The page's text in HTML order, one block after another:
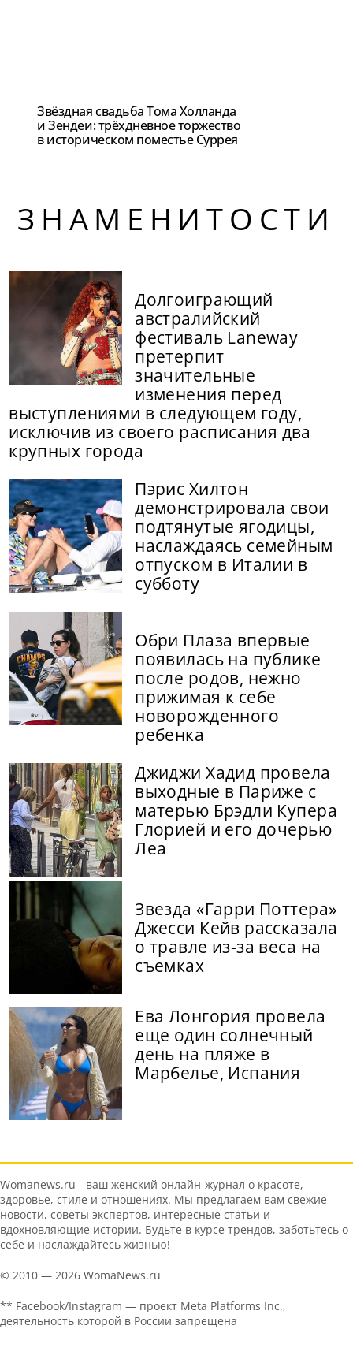
Звёздная свадьба Тома Холланда
и Зендеи: трёхдневное торжество
в историческом поместье Суррея
ЗНАМЕНИТОСТИ
Долгоиграющий
австралийский
фестиваль Laneway
претерпит
значительные
изменения перед
выступлениями в следующем году,
исключив из своего расписания два
крупных города
Пэрис Хилтон
демонстрировала свои
подтянутые ягодицы,
наслаждаясь семейным
отпуском в Италии в
субботу
Обри Плаза впервые
появилась на публике
после родов, нежно
прижимая к себе
новорожденного
ребенка
Джиджи Хадид провела
выходные в Париже с
матерью Брэдли Купера
Глорией и его дочерью
Леа
Звезда «Гарри Поттера»
Джесси Кейв рассказала
о травле из-за веса на
съемках
Ева Лонгория провела
еще один солнечный
день на пляже в
Марбелье, Испания
Womanews.ru - ваш женский онлайн-журнал о красоте,
здоровье, стиле и отношениях. Мы предлагаем вам свежие
новости, советы экспертов, интересные статьи и
вдохновляющие истории. Будьте в курсе трендов, заботьтесь о
себе и наслаждайтесь жизнью!
© 2010 — 2026 WomaNews.ru
** Facebook/Instagram — проект Meta Platforms Inc.,
деятельность которой в России запрещена